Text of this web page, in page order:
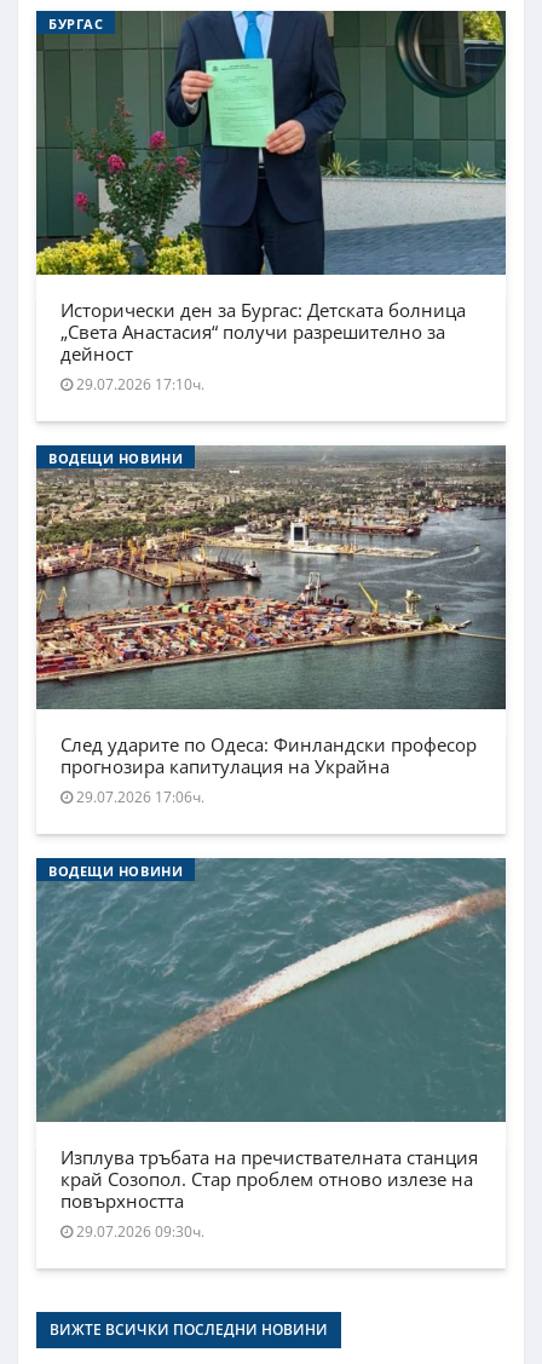
БУРГАС
Исторически ден за Бургас: Детската болница
„Света Анастасия“ получи разрешително за
дейност
29.07.2026 17:10ч.
ВОДЕЩИ НОВИНИ
След ударите по Одеса: Финландски професор
прогнозира капитулация на Украйна
29.07.2026 17:06ч.
ВОДЕЩИ НОВИНИ
Изплува тръбата на пречиствателната станция
край Созопол. Стар проблем отново излезе на
повърхността
29.07.2026 09:30ч.
ВИЖТЕ ВСИЧКИ ПОСЛЕДНИ НОВИНИ